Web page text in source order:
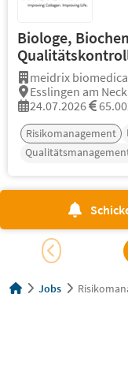
Biologe,
meidrix
Esslingen am
24.07.2026
Risikomanagement
Jobs